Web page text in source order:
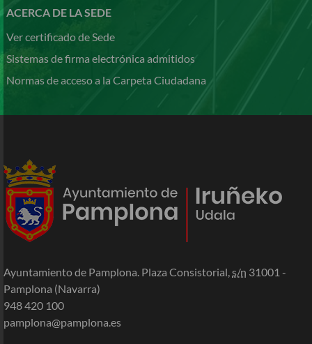
ACERCA DE LA SEDE
Ver certificado de Sede
Sistemas de firma electrónica admitidos
Normas de acceso a la Carpeta Ciudadana
Ayuntamiento de Pamplona. Plaza Consistorial,s/n 31001 -
Pamplona (Navarra)
948 420 100
pamplona@pamplona.es